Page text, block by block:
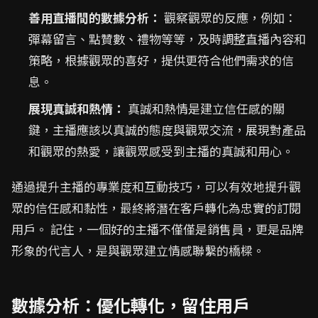
善用直播間的數據分析： 觀察觀眾的反應，例如：
彈幕留言、點贊數、禮物等等，及時調整直播內容和
策略，根據觀眾的喜好，提供更符合他們需求的信
息。
展現真誠和熱情： 真誠和熱情是建立信任感的關
鍵，主播應該以真誠的態度與觀眾交流，展現對產品
和觀眾的熱愛，讓觀眾感受到主播的真誠和用心。
通過提升主播的專業度和互動技巧，可以有效地提升觀
眾的信任感和黏性，最終將潛在客戶轉化為忠實的訂閱
用戶。 記住，一個好的主播不僅僅是銷售員，更是品牌
形象的代言人，是與觀眾建立情感聯繫的橋樑。
數據分析：優化轉化，留住用戶